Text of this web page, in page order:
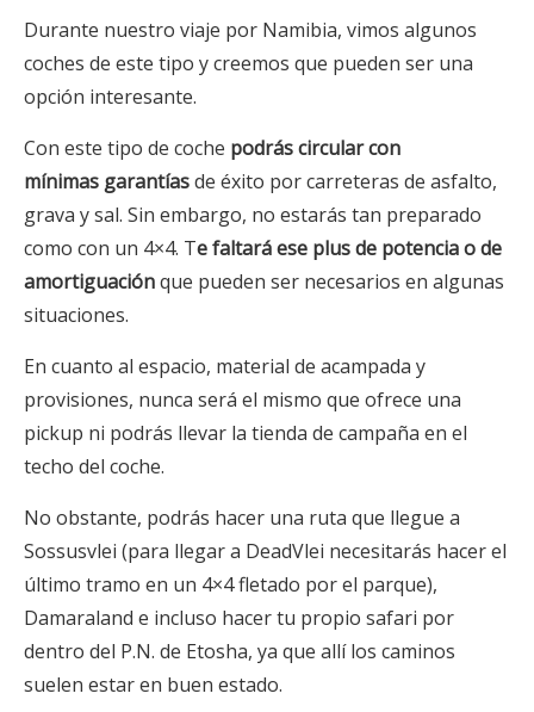
Durante nuestro viaje por Namibia, vimos algunos
coches de este tipo y creemos que pueden ser una
opción interesante.
Con este tipo de coche podrás circular con
mínimas garantíasde éxito por carreteras de asfalto,
grava y sal. Sin embargo, no estarás tan preparado
como con un 4×4. Te faltará ese plus de potencia o de
amortiguaciónque pueden ser necesarios en algunas
situaciones.
En cuanto al espacio, material de acampada y
provisiones, nunca será el mismo que ofrece una
pickup ni podrás llevar la tienda de campaña en el
techo del coche.
No obstante, podrás hacer una ruta que llegue a
Sossusvlei (para llegar a DeadVlei necesitarás hacer el
último tramo en un 4×4 fletado por el parque),
Damaraland e incluso hacer tu propio safari por
dentro del P.N. de Etosha, ya que allí los caminos
suelen estar en buen estado.